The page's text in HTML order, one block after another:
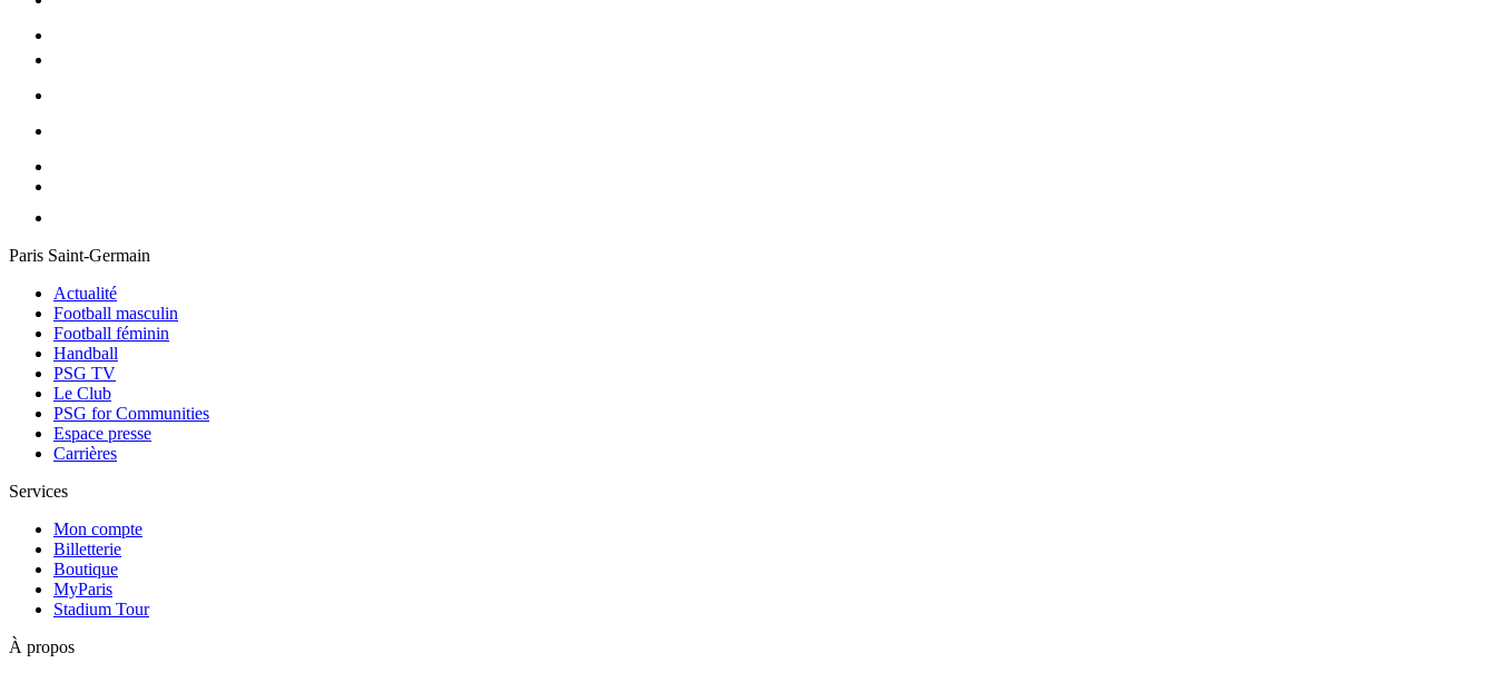
Paris Saint-Germain
Actualité
Football masculin
Football féminin
Handball
PSG TV
Le Club
PSG for Communities
Espace presse
Carrières
Services
Mon compte
Billetterie
Boutique
MyParis
Stadium Tour
À propos